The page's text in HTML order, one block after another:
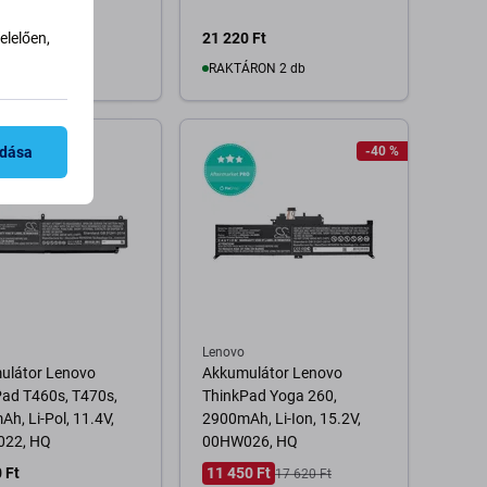
21 220 Ft
RAKTÁRON 2 db
Lenovo
T460s, T470s,
Li-Pol, 11.4V,
HQ
Ft
-40 %
Lenovo
Akkumulátor Lenovo
ThinkPad Yoga 260,
2900mAh, Li-Ion, 15.2V,
00HW026, HQ
11 450 Ft 17 620 Ft